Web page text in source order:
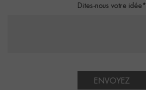
Dites-nous votre idée*
ENVOYEZ